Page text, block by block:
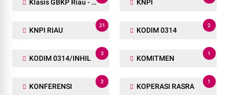
Klasis GBKP Riau - Sumbar. KNPI
KNPI RIAU
21
KODIM 0314
2
KODIM 0314/INHIL
3
KOMITMEN
1
KONFERENSI
2
KOPERASI RASRA
1